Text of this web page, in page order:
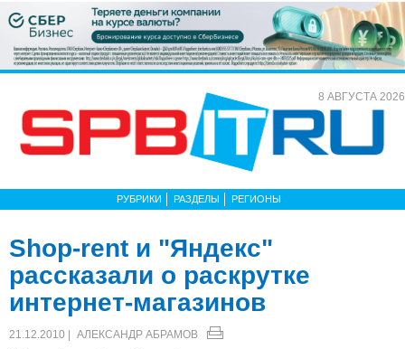
8 АВГУСТА 2026
РУБРИКИ РАЗДЕЛЫ РЕГИОНЫ
Shop-rent и "Яндекс"
рассказали о раскрутке
интернет-магазинов
21.12.2010 | АЛЕКСАНДР АБРАМОВ